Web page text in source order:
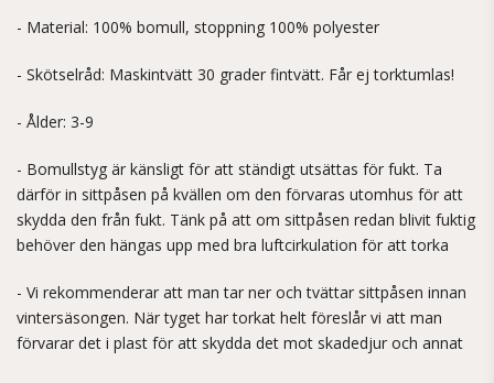
- Material: 100% bomull, stoppning 100% polyester
- Skötselråd: Maskintvätt 30 grader fintvätt. Får ej torktumlas!
- Ålder: 3-9
- Bomullstyg är känsligt för att ständigt utsättas för fukt. Ta
därför in sittpåsen på kvällen om den förvaras utomhus för att
skydda den från fukt. Tänk på att om sittpåsen redan blivit fuktig
behöver den hängas upp med bra luftcirkulation för att torka
- Vi rekommenderar att man tar ner och tvättar sittpåsen innan
vintersäsongen. När tyget har torkat helt föreslår vi att man
förvarar det i plast för att skydda det mot skadedjur och annat